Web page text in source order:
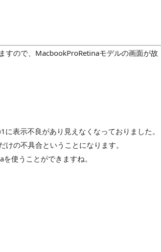
すので、MacbookProRetinaモデルの画面が故
表示不良があり見えなくなっておりました。
の不具合ということになります。
使うことができますね。